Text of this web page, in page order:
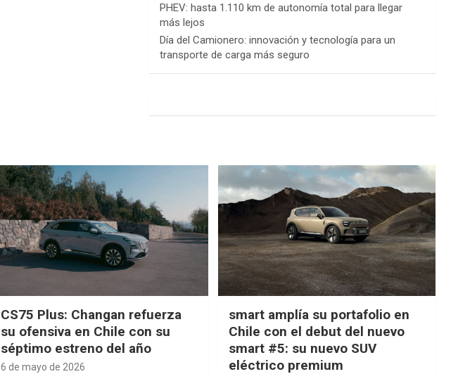
PHEV: hasta 1.110 km de autonomía total para llegar
más lejos
Día del Camionero: innovación y tecnología para un
transporte de carga más seguro
CS75 Plus: Changan refuerza
su ofensiva en Chile con su
séptimo estreno del año
6 de mayo de 2026
smart amplía su portafolio en
Chile con el debut del nuevo
smart #5: su nuevo SUV
eléctrico premium